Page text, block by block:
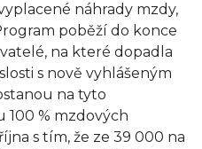
náhrady mzdy,
poběží do konce
na které dopadla
s nově vyhlášeným
na tyto
100 % mzdových
s tím, že ze 39 000 na